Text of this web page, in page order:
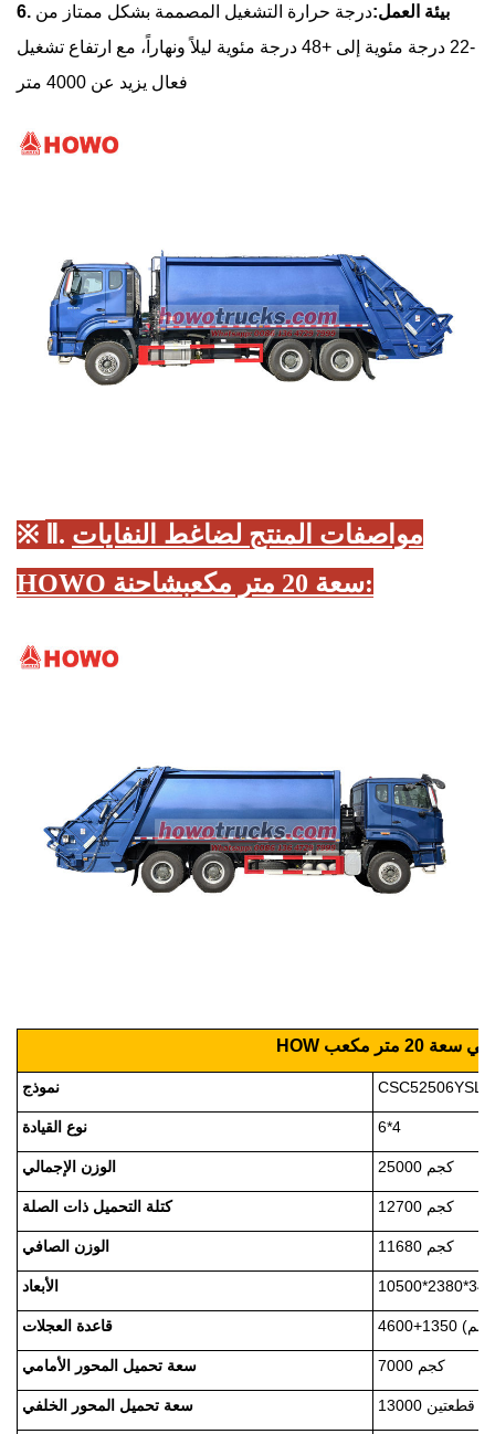
6. بيئة العمل:درجة حرارة التشغيل المصممة بشكل ممتاز من
-22 درجة مئوية إلى +48 درجة مئوية ليلاً ونهاراً، مع ارتفاع تشغيل
فعال يزيد عن 4000 متر
※ Ⅱ. مواصفات المنتج لضاغط النفايات
HOWO سعة 20 متر مكعب
شاحنة :
20 متر مكعب
نموذج
نوع القيادة 6*4
الوزن الإجمالي 25000 كجم
كتلة التحميل ذات الصلة 12700 كجم
الوزن الصافي 11680 كجم
الأبعاد
قاعدة العجلات
سعة تحميل المحور الأمامي 7000 كجم
سعة تحميل المحور الخلفي كجم × قطعتين